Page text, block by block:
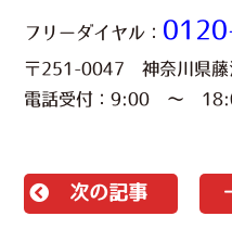
フリーダイヤル：
〒251-0047 神奈川県藤
電話受付：9:00 ～
次の記事